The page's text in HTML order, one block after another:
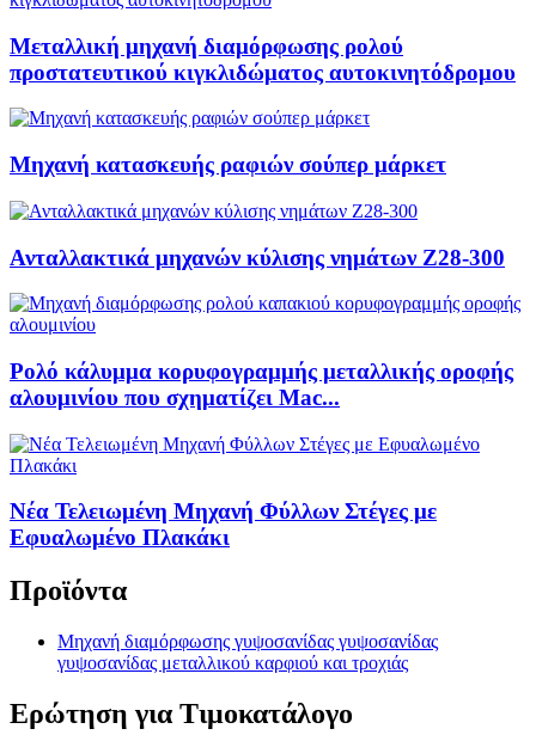
Μεταλλική μηχανή διαμόρφωσης ρολού
προστατευτικού κιγκλιδώματος αυτοκινητόδρομου
Μηχανή κατασκευής ραφιών σούπερ μάρκετ
Ανταλλακτικά μηχανών κύλισης νημάτων Z28-300
Ρολό κάλυμμα κορυφογραμμής μεταλλικής οροφής
αλουμινίου που σχηματίζει Mac...
Νέα Τελειωμένη Μηχανή Φύλλων Στέγες με
Εφυαλωμένο Πλακάκι
Προϊόντα
Μηχανή διαμόρφωσης γυψοσανίδας γυψοσανίδας
γυψοσανίδας μεταλλικού καρφιού και τροχιάς
Ερώτηση για Τιμοκατάλογο